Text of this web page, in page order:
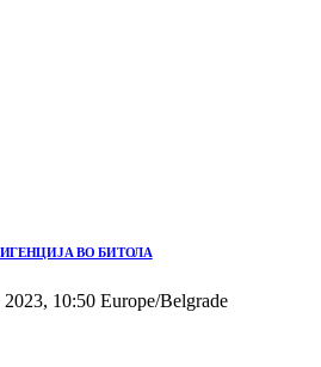
ВО БИТОЛА
10:50 Europe/Belgrade